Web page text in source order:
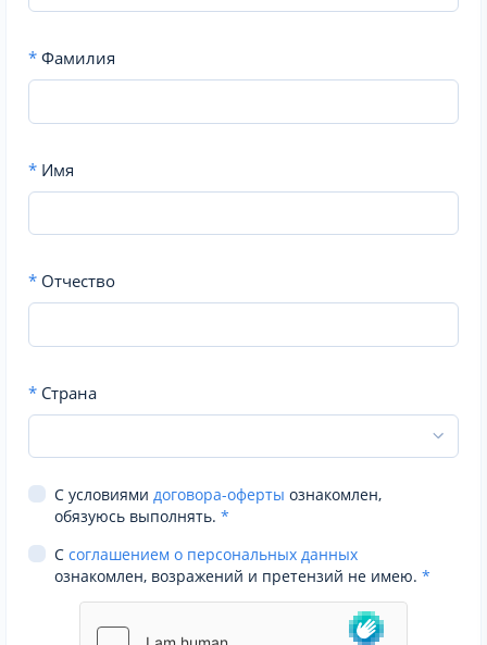
* Фамилия
* Имя
* Отчество
* Страна
С условиями договора-оферты ознакомлен,
обязуюсь выполнять. *
С соглашением о персональных данных
ознакомлен, возражений и претензий не имею. *